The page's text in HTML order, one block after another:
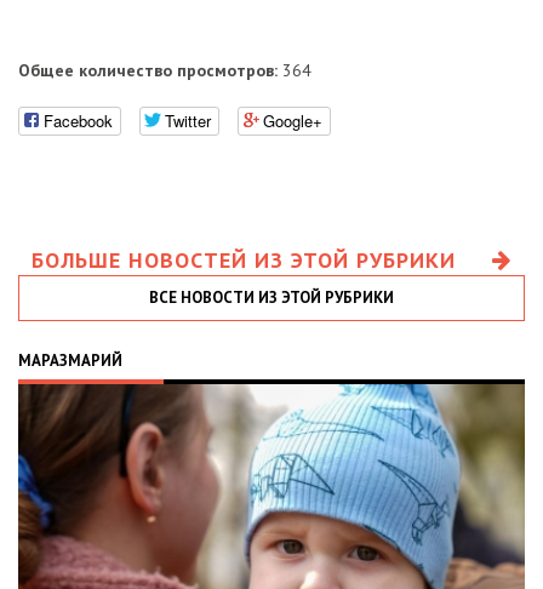
Общее количество просмотров: 364
Facebook Twitter Google+
БОЛЬШЕ НОВОСТЕЙ ИЗ ЭТОЙ РУБРИКИ
ВСЕ НОВОСТИ ИЗ ЭТОЙ РУБРИКИ
МАРАЗМАРИЙ